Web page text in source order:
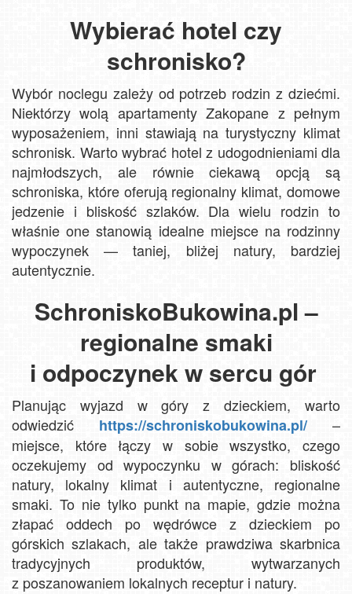
Wybierać hotel czy
schronisko?
Wybór noclegu zależy od potrzeb rodzin z dziećmi.
Niektórzy wolą apartamenty Zakopane z pełnym
wyposażeniem, inni stawiają na turystyczny klimat
schronisk. Warto wybrać hotel z udogodnieniami dla
najmłodszych, ale równie ciekawą opcją są
schroniska, które oferują regionalny klimat, domowe
jedzenie i bliskość szlaków. Dla wielu rodzin to
właśnie one stanowią idealne miejsce na rodzinny
wypoczynek — taniej, bliżej natury, bardziej
autentycznie.
SchroniskoBukowina.pl –
regionalne smaki
i odpoczynek w sercu gór
Planując wyjazd w góry z dzieckiem, warto
odwiedzić https://schroniskobukowina.pl/ –
miejsce, które łączy w sobie wszystko, czego
oczekujemy od wypoczynku w górach: bliskość
natury, lokalny klimat i autentyczne, regionalne
smaki. To nie tylko punkt na mapie, gdzie można
złapać oddech po wędrówce z dzieckiem po
górskich szlakach, ale także prawdziwa skarbnica
tradycyjnych produktów, wytwarzanych
z poszanowaniem lokalnych receptur i natury.